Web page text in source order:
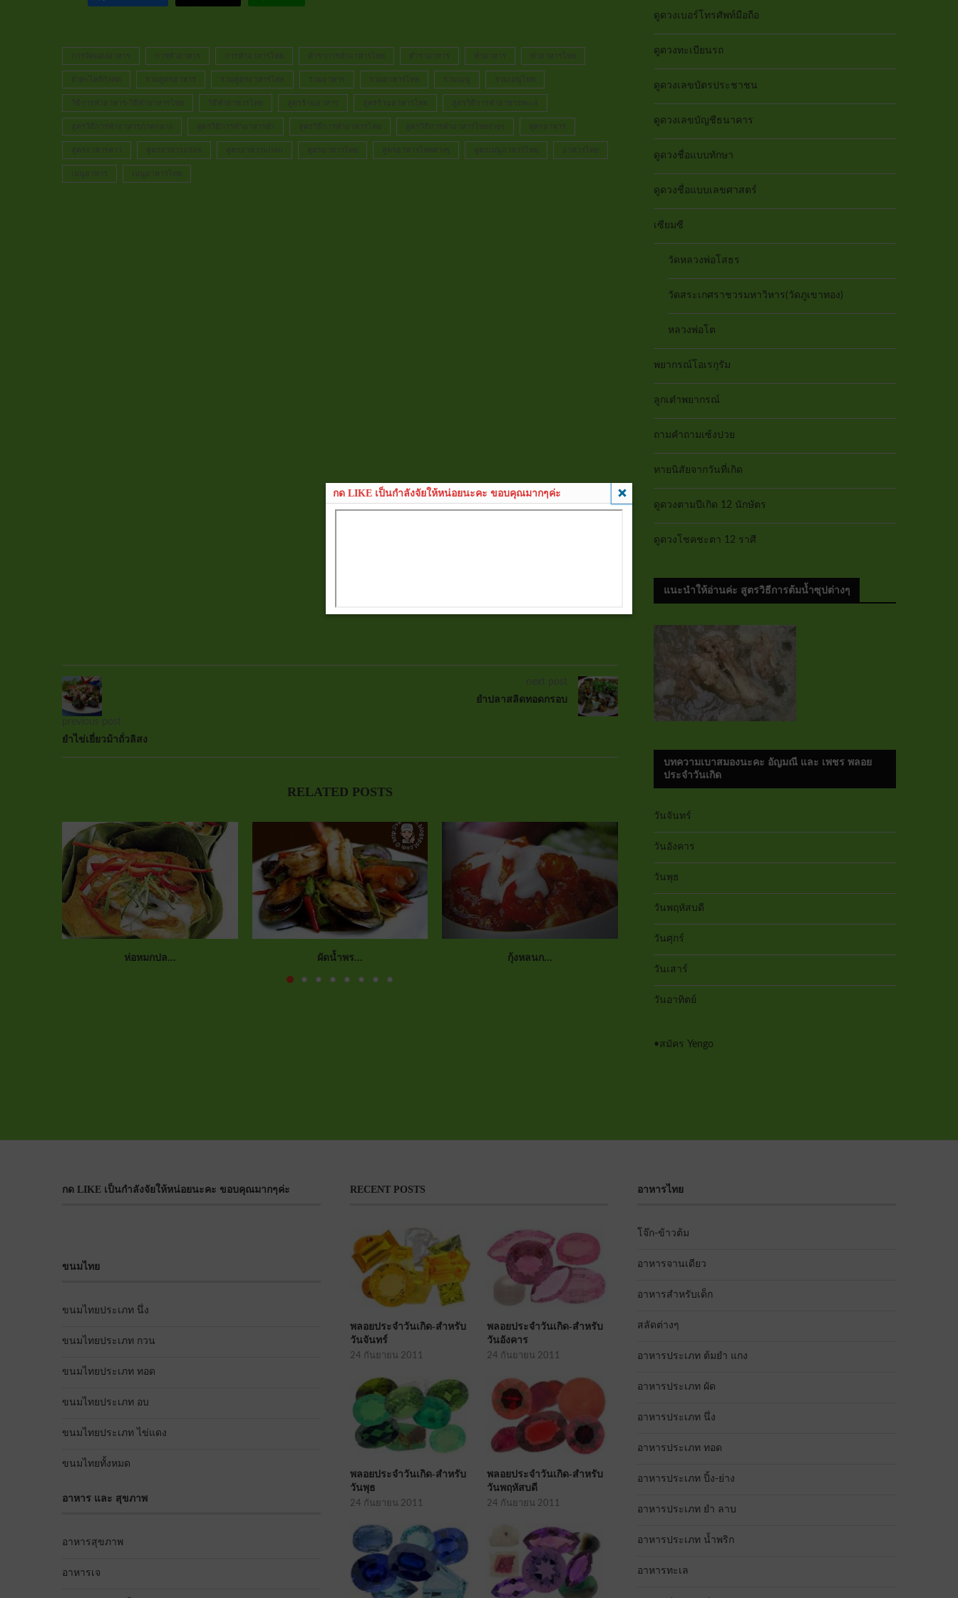
วิธีการทำอาหาร-วิธีทำอาหารไทย วิธีทำอาหารไทย สูตรวิธีการทำอาหารทะเล
สูตรวิธีการทำอาหารภาคกลาง สูตรวิธีการทำอาหารยำ สูตรวิธีการทำอาหารไทย สูตรวิธีการทำอาหารไทยง่ายๆ
previous post
ยำไข่เยี่ยวม้าถั่วลิสง
next post
ยำปลาสลิดทอดกรอบ
RELATED POSTS
ห่อหมกปล... ผัดน้ำพร... กุ้งหลนก... หมูสับวุ... หมูสามชั...
ดูดวงเบอร์โทรศัพท์มือถือ
ดูดวงทะเบียนรถ
ดูดวงเลขบัตรประชาชน
ดูดวงเลขบัญชีธนาคาร
ดูดวงชื่อแบบทักษา
ดูดวงชื่อแบบเลขศาสตร์
เซียมซี
วัดหลวงพ่อโสธร
วัดสระเกศราชวรมหาวิหาร(วัดภูเขาทอง)
หลวงพ่อโต
พยากรณ์โอเรกุรัม
ลูกเต๋าพยากรณ์
ถามคำถามเซ้งปวย
ทายนิสัยจากวันที่เกิด
ดูดวงตามปีเกิด 12 นักษัตร
ดูดวงโชคชะตา 12 ราศี
แนะนำให้อ่านค่ะ สูตรวิธีการต้มน้ำซุปต่างๆ
บทความเบาสมองนะคะ อัญมณี และ เพชร พลอย
ประจำวันเกิด
วันจันทร์
วันอังคาร
วันพุธ
วันพฤหัสบดี
วันศุกร์
วันเสาร์
วันอาทิตย์
•สมัคร Yengo
กด LIKE เป็นกำลังจัยให้หน่อยนะคะ ขอบคุณมากๆค่ะ
ขนมไทย
ขนมไทยประเภท นึ่ง
ขนมไทยประเภท กวน
ขนมไทยประเภท ทอด
ขนมไทยประเภท อบ
ขนมไทยประเภท ไข่แดง
ขนมไทยทั้งหมด
อาหาร และ สุขภาพ
อาหารสุขภาพ
อาหารเจ
RECENT POSTS
พลอยประจำวันเกิด-สำหรับ
วันจันทร์
24 กันยายน 2011
พลอยประจำวันเกิด-สำหรับ
วันอังคาร
24 กันยายน 2011
พลอยประจำวันเกิด-สำหรับ
วันพุธ
24 กันยายน 2011
พลอยประจำวันเกิด-สำหรับ
วันพฤหัสบดี
24 กันยายน 2011
อาหารไทย
โจ๊ก-ข้าวต้ม
อาหารจานเดียว
อาหารสำหรับเด็ก
สลัดต่างๆ
อาหารประเภท ต้มยำ แกง
อาหารประเภท ผัด
อาหารประเภท นึ่ง
อาหารประเภท ทอด
อาหารประเภท ปิ้ง-ย่าง
อาหารประเภท ยำ ลาบ
อาหารประเภท น้ำพริก
อาหารทะเล
กด LIKE เป็นกำลังจัยให้หน่อยนะคะ ขอบคุณมากๆค่ะ